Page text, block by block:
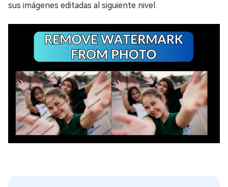
sus imágenes editadas al siguiente nivel.